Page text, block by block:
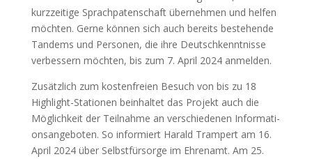
kurz­zei­ti­ge Sprach­pa­ten­schaft über­neh­men und hel­fen
möch­ten. Ger­ne kön­nen sich auch bereits bestehen­de
Tan­dems und Per­so­nen, die ihre Deutsch­kennt­nis­se
ver­bes­sern möch­ten, bis zum 7. April 2024 anmel­den.
Zusätz­lich zum kos­ten­frei­en Besuch von bis zu 18
High­light-Sta­tio­nen beinhal­tet das Pro­jekt auch die
Mög­lich­keit der Teil­nah­me an ver­schie­de­nen Infor­ma­ti­
ons­an­ge­bo­ten. So infor­miert Harald Tram­pert am 16.
April 2024 über Selbst­für­sor­ge im Ehren­amt. Am 25.